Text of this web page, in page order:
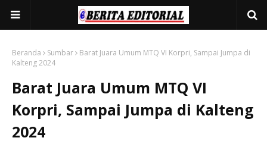
Beranda Sumbar
Barat Juara Umum MTQ VI Korpri, Sampai Jumpa di
Kalteng 2024
Barat Juara Umum MTQ VI
Korpri, Sampai Jumpa di Kalteng
2024